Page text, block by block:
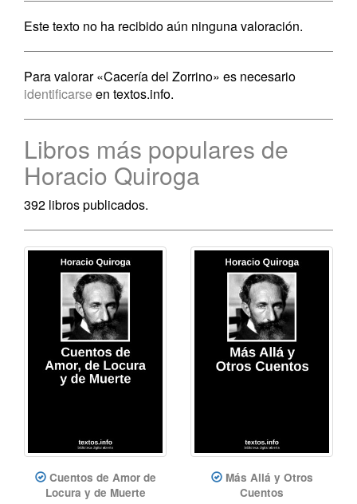
Este texto no ha recibido aún ninguna valoración.
Para valorar «Cacería del Zorrino» es necesario
identificarse en textos.info.
Libros más populares de
Horacio Quiroga
392 libros publicados.
Cuentos de Amor de
Locura y de Muerte
Más Allá y Otros
Cuentos